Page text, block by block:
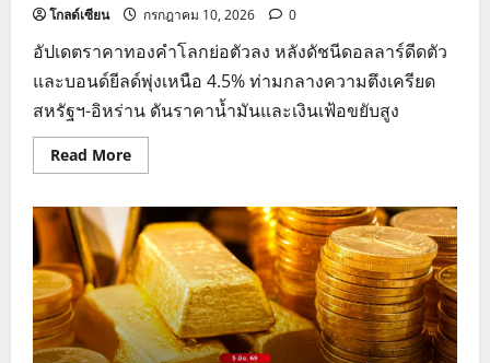
โกลด์เซียน กรกฎาคม 10, 2026 0
อัปเดตราคาทองคำโลกย่อตัวลง หลังดัชนีดอลลาร์ดีดตัว
และบอนด์ยีลด์พุ่งเหนือ 4.5% ท่ามกลางความตึงเครียด
สหรัฐฯ-อิหร่าน ดันราคาน้ำมันและเงินเฟ้อขยับสูง
Read MoreRead
more
ทองคำ
ดิ่ง
รับ
แรง
กดดัน
ดอลลาร์
แข็ง
ค่า-
เฟด
ส่ง